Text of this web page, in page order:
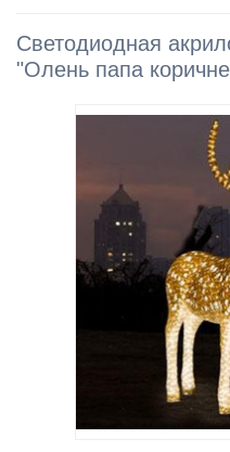
Светодиодная
"Олень папа